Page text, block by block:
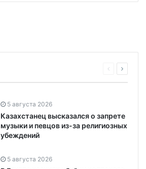
5 августа 2026
Казахстанец высказался о запрете
музыки и певцов из-за религиозных
убеждений
5 августа 2026